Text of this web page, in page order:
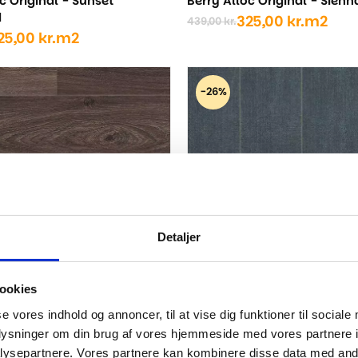
Detaljer
vores indhold og annoncer, til at vise dig funktioner til sociale
om din brug af vores hjemmeside med vores partnere
Vores partnere kan kombinere disse data med
kr.m2
439,00kr.
Den
var:
439,00 kr..
325,00 kr.
Den
er:
325,00 kr..
m2
Original - Manhattan Oak
-26%
oprindelige
pris
var:
aktuelle
pris
er: